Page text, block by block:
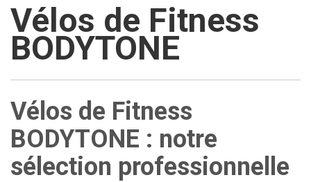
Vélos de Fitness
BODYTONE
Vélos de Fitness
BODYTONE : notre
sélection professionnelle